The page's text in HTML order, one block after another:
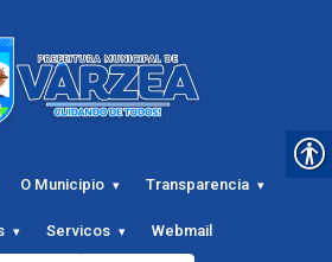
O Municipio Transparencia
Servicos Webmail